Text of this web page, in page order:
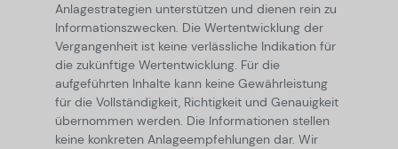
Anlagestrategien unterstützen und dienen rein zu
Informationszwecken. Die Wertentwicklung der
Vergangenheit ist keine verlässliche Indikation für
die zukünftige Wertentwicklung. Für die
aufgeführten Inhalte kann keine Gewährleistung
für die Vollständigkeit, Richtigkeit und Genauigkeit
übernommen werden. Die Informationen stellen
keine konkreten Anlageempfehlungen dar. Wir